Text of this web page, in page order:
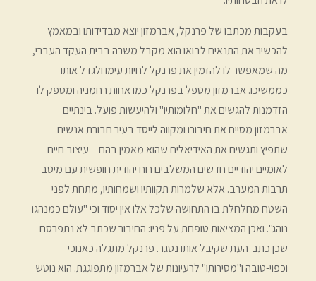
בעקבות מכתבו של פרנקל, אברמזון יוצא מבדידותו ובמאמץ
להכשיר את התנאים לבואו הוא מקבל משרה בבית העקד העברי,
מה שמאפשר לו להזמין את פרנקל לחיות עימו ולגדל אותו
כממשיכו. אברמזון מטפל בפרנקל כמו אחות רחמניה ומספק לו
הזדמנות להגשים את "חלומותיו" ולהיעשות פועל. בינתיים
אברמזון מסיים את חיבורו ומקווה לייסד בעיר חבורת אנשים
שתפיץ ותגשים את האידיאלים שהוא מאמין בהם – עיצוב חיים
לאומיים יהודיים חדשים המשלבים רוח יהודית חופשית עם מיטב
תרבות המערב. אלא שלמרות תקוותיו ושמחותיו, מתחת לפני
השטח מחלחלת בו התחושה שלכל אלו אין יסוד וכי "עולם כמנהגו
נוהג". ואכן המציאות טופחת על פניו: החיבור שכתב לא נתפרסם
שכן כתב-העת שקיבל אותו נסגר. פרנקל מתגלה כאנוכי
וכפוי-טובה ו"מסירותו" לרעיונות של אברמזון מתפוגגת. הוא נוטש